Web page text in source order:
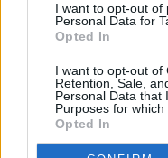
I want to opt-out of
Personal Data for
Opted In
I want to opt-out of
Retention, Sale,
Personal Data that
Purposes for which
Opted In
περίπτωση που
κατάρρευση των
ραδιόφωνο με
το μοναδικό
ενημέρωση και